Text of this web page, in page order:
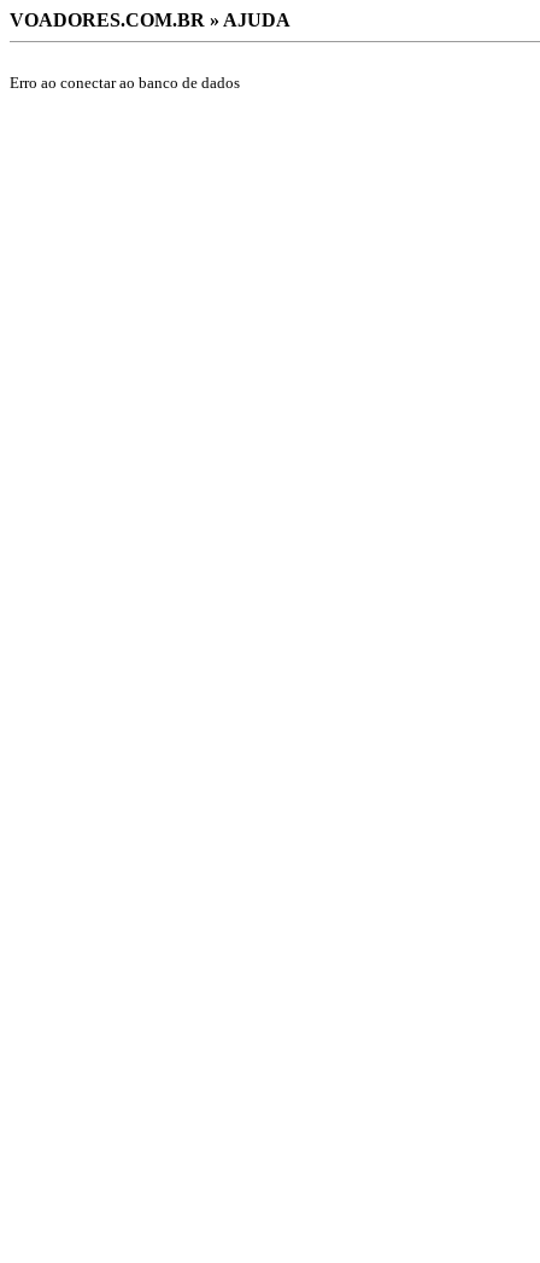
VOADORES.COM.BR » AJUDA
Erro ao conectar ao banco de dados